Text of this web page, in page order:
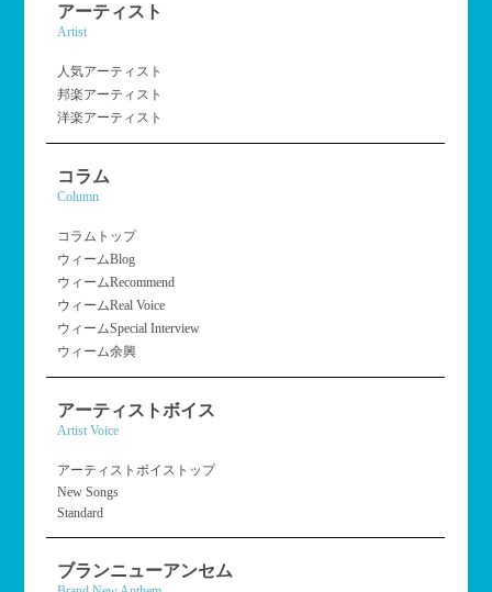
アーティスト
Artist
人気アーティスト
邦楽アーティスト
洋楽アーティスト
コラム
Column
コラムトップ
ウィームBlog
ウィームRecommend
ウィームReal Voice
ウィームSpecial Interview
ウィーム余興
アーティストボイス
Artist Voice
アーティストボイストップ
New Songs
Standard
ブランニューアンセム